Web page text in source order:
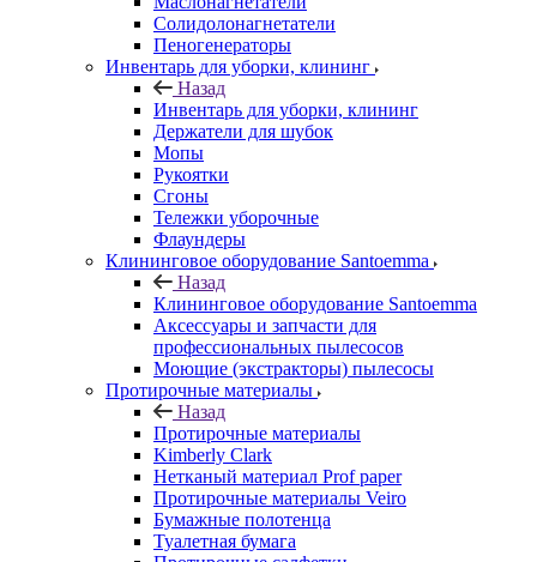
Солидолонагнетатели
Пеногенераторы
Инвентарь для уборки, клининг
Назад
Инвентарь для уборки, клининг
Держатели для шубок
Мопы
Рукоятки
Сгоны
Тележки уборочные
Флаундеры
Клининговое оборудование Santoemma
Назад
Клининговое оборудование Santoemma
Аксессуары и запчасти для
профессиональных пылесосов
Моющие (экстракторы) пылесосы
Протирочные материалы
Назад
Протирочные материалы
Kimberly Clark
Нетканый материал Prof paper
Протирочные материалы Veiro
Бумажные полотенца
Туалетная бумага